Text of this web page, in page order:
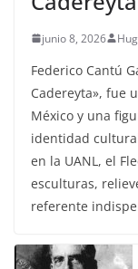
junio 8, 2026
Federico Cantú
Cadereyta», fue
México y una
identidad
en la UANL, el
esculturas,
referente